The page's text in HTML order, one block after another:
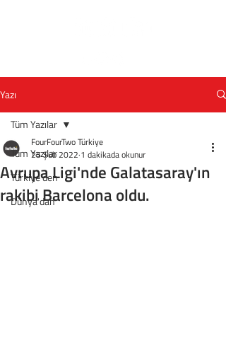
Yazı
Tüm Yazılar
Türkiye'den
Dünya'dan
Tüm Yazılar
Avrupa Ligi'nde Galatasaray'ın
rakibi Barcelona oldu.
FourFourTwo Türkiye
25 Şub 2022 1 dakikada okunur